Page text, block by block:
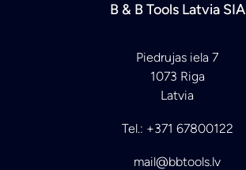
B & B Tools Latvia SIA
Piedrujas iela 7
1073 Riga
Latvia
Tel.: +371 67800122
mail@bbtools.lv